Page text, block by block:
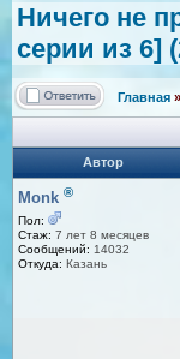
Ничего не
серии из 6]
Главная »
Автор
Monk ®
Пол:
Стаж: 7 лет 8 месяцев
Сообщений: 14032
Откуда: Казань